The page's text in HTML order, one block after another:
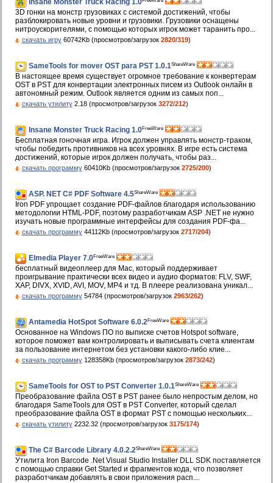
Insane Monster Truck Racing 1.0
3D гонки на монстр грузовиках с системой достижений, чтобы
разблокировать новые уровни и грузовики. Грузовики оснащены
нитроускорителями, с помощью которых игрок может таранить про...
скачать игру60742Kb (просмотров/загрузок 2820/319)
SameTools for mover OST para PST 1.0.1ShareWare
В настоящее время существует огромное требование к конвертерам
OST в PST для конвертации электронных писем из Outlook онлайн в
автономный режим. Outlook является одним из самых поп...
скачать утилиту2.18 (просмотров/загрузок 3272/212)
Insane Monster Truck Racing 1.0FreeWare
Бесплатная гоночная игра. Игрок должен управлять монстр-траком,
чтобы победить противников на всех уровнях. В игре есть система
достижений, которые игрок должен получать, чтобы раз...
скачать программу60410Kb (просмотров/загрузок 2725/200)
ASP. NET C# PDF Software 4.5ShareWare
Iron PDF упрощает создание PDF-файлов благодаря использованию
методологии HTML-PDF, поэтому разработчикам ASP .NET не нужно
изучать новые программные интерфейсы для создания PDF-фа...
скачать программу44112Kb (просмотров/загрузок 2717/204)
Elmedia Player 7.0FreeWare
бесплатный видеоплеер для Mac, который поддерживает
проигрывание практически всех видео и аудио форматов: FLV, SWF,
XAP, DIVX, XVID, AVI, MOV, MP4 и тд. В плеере реализована уникал...
скачать программу54784 (просмотров/загрузок 2963/262)
Antamedia HotSpot Software 6.0.2FreeWare
Основанное на Windows ПО по выписке счетов Hotspot software,
которое поможет вам контролировать и выписывать счета клиентам
за пользование интернетом без установки какого-либо клие...
скачать программу128358Kb (просмотров/загрузок 2873/242)
SameTools for OST to PST Converter 1.0.1ShareWare
Преобразование файла OST в PST ранее было непростым делом, но
благодаря SameTools для OST в PST Converter, который сделал
преобразование файла OST в формат PST с помощью нескольких...
скачать утилиту2232.32 (просмотров/загрузок 3175/174)
The C# Barcode Library 4.0.2.2ShareWare
Утилита Iron Barcode .Net Visual Studio Installer DLL SDK поставляется
с помощью справки Get Started и фрагментов кода, что позволяет
разработчикам добавлять в свои приложения расп...